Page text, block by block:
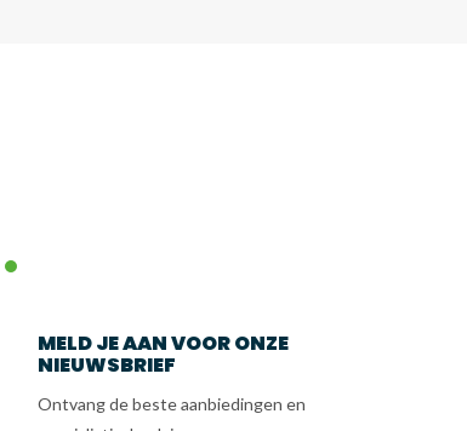
MELD JE AAN VOOR ONZE
NIEUWSBRIEF
Ontvang de beste aanbiedingen en